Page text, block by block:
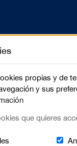
propias y de
y sus
que quieres
Estas cookies són